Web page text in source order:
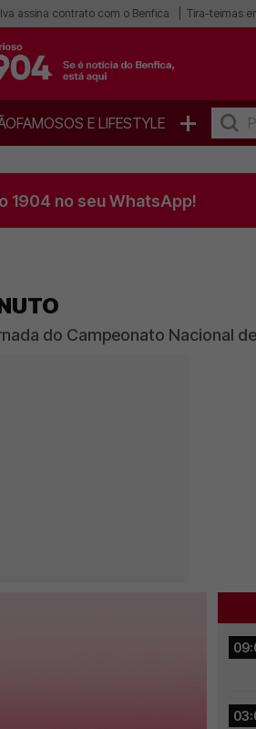
assina contrato com o Benfica Tira-teimas
FAMOSOS E LIFESTYLE +
1904 no seu WhatsApp!
do Campeonato Nacional